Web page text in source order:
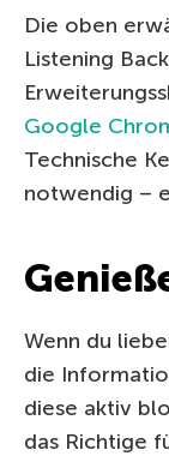
Die oben
Listening
Google
Technische
notwendig –
Wenn du
die
diese aktiv
das Richtige